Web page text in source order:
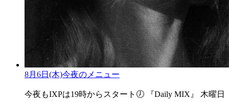
8月6日(木)今夜のメニュー
今夜もIXPは19時からスタート🕖 『Daily MIX』 木曜日